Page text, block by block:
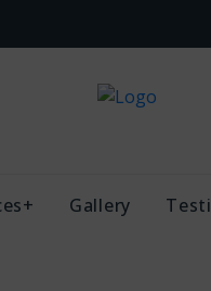
Gallery